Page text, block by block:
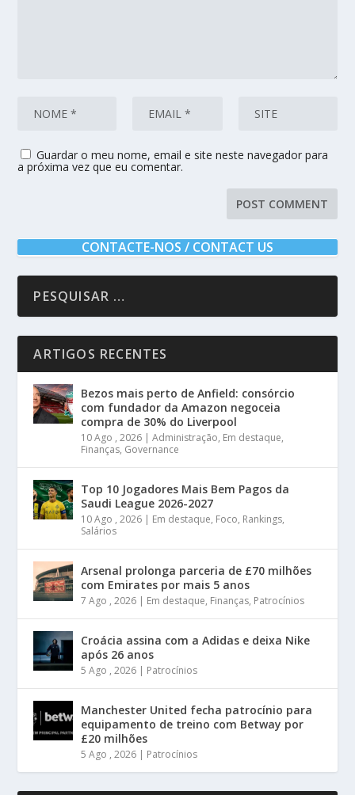
Guardar o meu nome, email e site neste navegador para
a próxima vez que eu comentar.
CONTACTE-NOS / CONTACT US
ARTIGOS RECENTES
Bezos mais perto de Anfield: consórcio
com fundador da Amazon negoceia
compra de 30% do Liverpool
10 Ago , 2026 |Administração, Em destaque,
Finanças, Governance
Top 10 Jogadores Mais Bem Pagos da
Saudi League 2026-2027
10 Ago , 2026 | Em destaque, Foco, Rankings,
Salários
Arsenal prolonga parceria de £70 milhões
com Emirates por mais 5 anos
7 Ago , 2026 | Em destaque, Finanças, Patrocínios
Croácia assina com a Adidas e deixa Nike
após 26 anos
5 Ago , 2026 | Patrocínios
Manchester United fecha patrocínio para
equipamento de treino com Betway por
£20 milhões
5 Ago , 2026 | Patrocínios